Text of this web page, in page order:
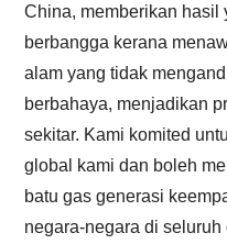
China, memberikan hasil
berbangga kerana
alam yang tidak
berbahaya, menjadikan
sekitar. Kami komited
global kami dan boleh
batu gas generasi
negara-negara di seluruh